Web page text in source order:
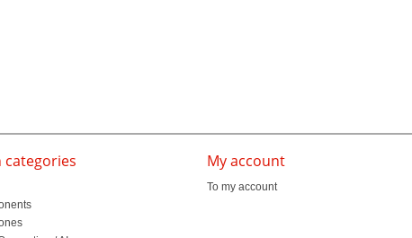
categories My account
To my account